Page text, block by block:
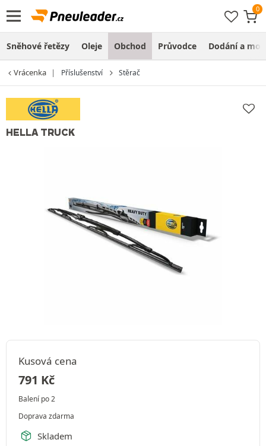
Sněhové řetězy Oleje Obchod Průvodce Dodání a
Vrácenka Příslušenství Stěrač
HELLA TRUCK
Kusová cena
791 Kč
Balení po 2
Doprava zdarma
Skladem